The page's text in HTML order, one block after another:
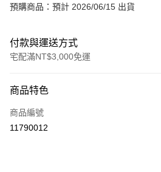
預購商品：預計 2026/06/15 出貨
付款與運送方式
宅配滿NT$3,000免運
信用卡一次付款
Apple Pay
商品特色
商品編號
11790012